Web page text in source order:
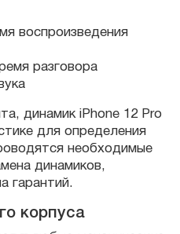
воспроизведения
разговора
динамик iPhone 12 Pro
для определения
необходимые
динамиков,
гарантий.
корпуса